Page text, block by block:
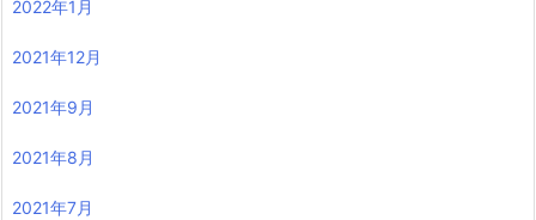
2022年1月
2021年12月
2021年9月
2021年8月
2021年7月